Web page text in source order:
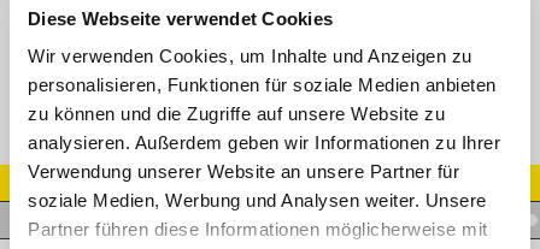
Diese Webseite verwendet Cookies
Wir verwenden Cookies, um Inhalte und Anzeigen zu
personalisieren, Funktionen für soziale Medien anbieten
zu können und die Zugriffe auf unsere Website zu
analysieren. Außerdem geben wir Informationen zu Ihrer
Verwendung unserer Website an unsere Partner für
soziale Medien, Werbung und Analysen weiter. Unsere
Partner führen diese Informationen möglicherweise mit
Artikel Nr.
D.E832